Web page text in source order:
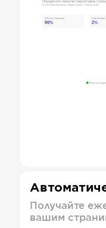
Получайте
вашим